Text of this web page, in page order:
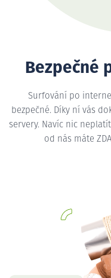
Bezpečné
Surfování po
bezpečné. Díky ní vás
servery. Navíc nic
od nás máte